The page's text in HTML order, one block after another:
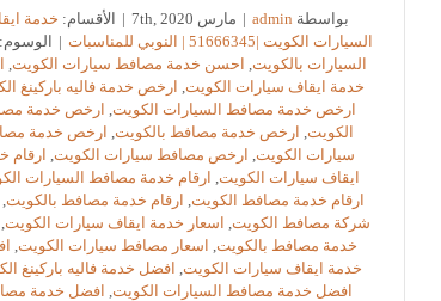
بواسطة admin
| مارس 7th, 2020 | الأقسام: خدمة
السيارات الكويت |51666345 | النوبي للمناسبات
| الوسوم:
السيارات بالكويت احسن خدمة مصافط سيارات الكويت
خدمة ايقاف سيارات الكويت ارخص خدمة فاليه باركينغ
ارخص خدمة مصافط السيارات الكويت ارخص خدمة
الكويت ارخص خدمة مصافط بالكويت ارخص خدمة
سيارات الكويت, ارخص مصافط سيارات الكويت, ارقام
ايقاف سيارات الكويت ارقام خدمة مصافط السيارات
ارقام خدمة مصافط الكويت, ارقام خدمة مصافط بالكويت,
شركة مصافط الكويت اسعار خدمة ايقاف سيارات الكويت
خدمة مصافط بالكويت اسعار مصافط سيارات الكويت
خدمة ايقاف سيارات الكويت, افضل خدمة فاليه باركينغ
افضل خدمة مصافط السيارات الكويت افضل خدمة